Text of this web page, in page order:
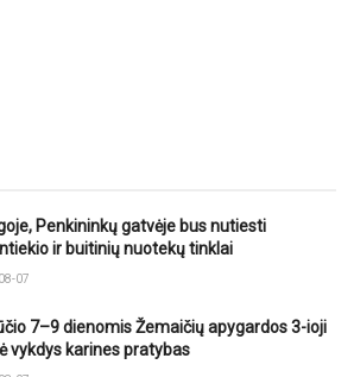
Penkininkų gatvėje bus nutiesti
ir buitinių nuotekų tinklai
07
7–9 dienomis Žemaičių apygardos 3-ioji
vykdys karines pratybas